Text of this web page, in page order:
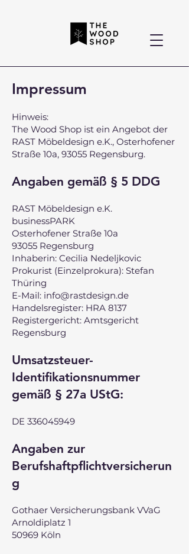
Impressum
Hinweis:
The Wood Shop ist ein Angebot der
RAST Möbeldesign e.K., Osterhofener
Straße 10a, 93055 Regensburg.
Angaben gemäß § 5 DDG
RAST Möbeldesign e.K.
businessPARK
Osterhofener Straße 10a
93055 Regensburg
Inhaberin: Cecilia Nedeljkovic
Prokurist (Einzelprokura): Stefan
Thüring
E-Mail: info@rastdesign.de
Handelsregister: HRA 8137
Registergericht: Amtsgericht
Regensburg
Umsatzsteuer-
Identifikationsnummer
gemäß § 27a UStG:
DE 336045949
Angaben zur
Berufshaftpflichtversicherun
g
Gothaer Versicherungsbank VVaG
Arnoldiplatz 1
50969 Köln